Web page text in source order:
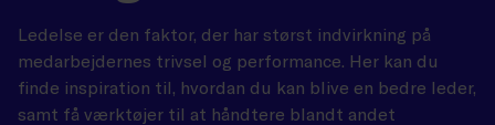
Ledelse er den faktor, der har størst indvirkning på
medarbejdernes trivsel og performance. Her kan du
finde inspiration til, hvordan du kan blive en bedre leder,
samt få værktøjer til at håndtere blandt andet